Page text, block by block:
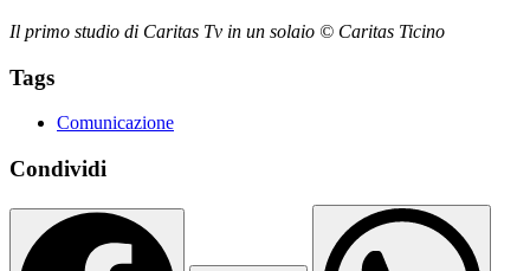
Il primo studio di Caritas Tv in un solaio © Caritas Ticino
Tags
Comunicazione
Condividi